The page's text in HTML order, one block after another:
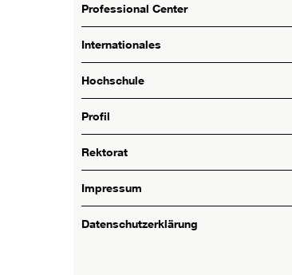
Professional Center
Internationales
Hochschule
Profil
Rektorat
Impressum
Datenschutzerklärung